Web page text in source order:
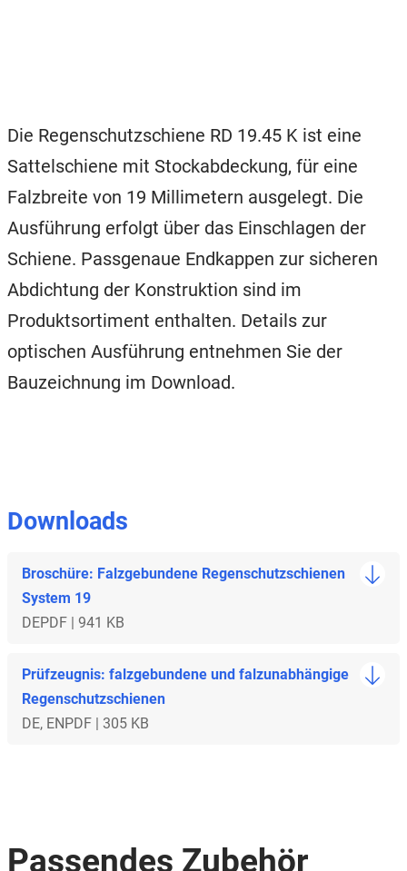
Die Regenschutzschiene RD 19.45 K ist eine
Sattelschiene mit Stockabdeckung, für eine
Falzbreite von 19 Millimetern ausgelegt. Die
Ausführung erfolgt über das Einschlagen der
Schiene. Passgenaue Endkappen zur sicheren
Abdichtung der Konstruktion sind im
Produktsortiment enthalten. Details zur
optischen Ausführung entnehmen Sie der
Bauzeichnung im Download.
Downloads
Broschüre: Falzgebundene Regenschutzschienen
System 19
DEPDF | 941 KB
Prüfzeugnis: falzgebundene und falzunabhängige
Regenschutzschienen
DE, EN PDF | 305 KB
Passendes Zubehör